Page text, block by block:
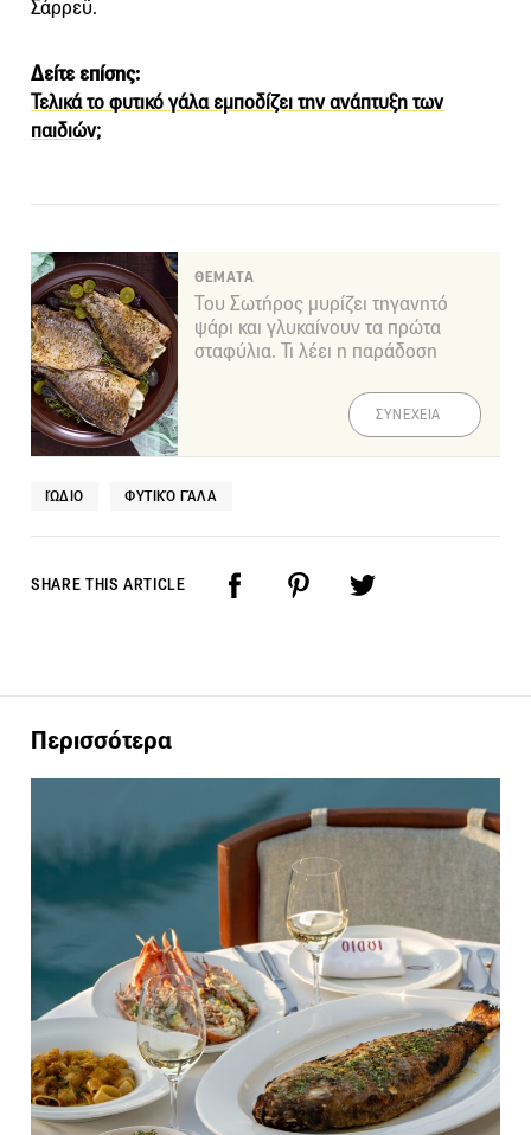
Σάρρεϋ.
Δείτε επίσης:
Τελικά το φυτικό γάλα εμποδίζει την ανάπτυξη των
παιδιών;
ΘΕΜΑΤΑ
Του Σωτήρος μυρίζει τηγανητό
ψάρι και γλυκαίνουν τα πρώτα
σταφύλια. Τι λέει η παράδοση
ΣΥΝΕΧΕΙΑ
ΙΏΔΙΟ ΦΥΤΙΚΌ ΓΆΛΑ
SHARE THIS ARTICLE
Περισσότερα